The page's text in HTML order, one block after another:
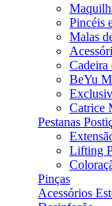
Pincéis
Malas
Cadeira
BeYu
Catrice
Pestanas
Lifting
Pinças
Acessórios